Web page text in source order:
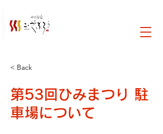
< Back
第53回ひみまつり 駐
車場について